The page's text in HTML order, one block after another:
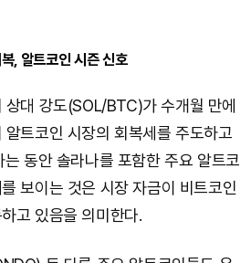
, 알트코인 시즌 신호
대 강도(SOL/BTC)가 수개월 만에
트코인 시장의 회복세를 주도하고
동안 솔라나를 포함한 주요 알트코
보이는 것은 시장 자금이 비트코인
고 있음을 의미한다.